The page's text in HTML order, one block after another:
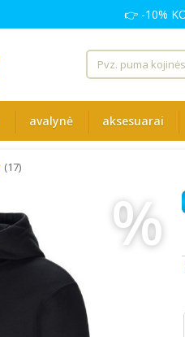
👉 -10%
avalynė aksesuarai
(17)
%